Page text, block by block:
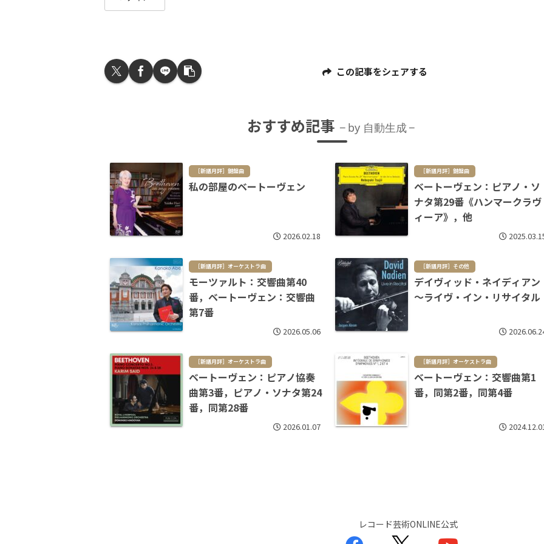
この記事をシェアする
おすすめ記事 by 自動生成
［新譜月評］鍵盤曲
私の部屋のベートーヴェン
2026.02.18
［新譜月評］鍵盤曲
ベートーヴェン：ピアノ・ソ
ナタ第29番《ハンマークラヴ
ィーア》，他
［新譜月評］オーケストラ曲
モーツァルト：交響曲第40
番，ベートーヴェン：交響曲
第7番
2026.05.06
［新譜月評］その他
デイヴィッド・ネイディアン
～ライヴ・イン・リサイタル
［新譜月評］オーケストラ曲
ベートーヴェン：ピアノ協奏
曲第3番，ピアノ・ソナタ第24
番，同第28番
2026.01.07
［新譜月評］オーケストラ曲
ベートーヴェン：交響曲第1
番，同第2番，同第4番
レコード芸術ONLINE公式